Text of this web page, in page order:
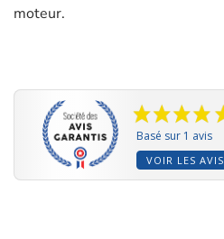
moteur.
Basé sur 1 avis
VOIR LES AVIS